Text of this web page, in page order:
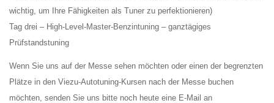
wichtig, um Ihre Fähigkeiten als Tuner zu perfektionieren)
Tag drei – High-Level-Master-Benzintuning – ganztägiges
Prüfstandstuning
Wenn Sie uns auf der Messe sehen möchten oder einen der begrenzten
Plätze in den Viezu-Autotuning-Kursen nach der Messe buchen
möchten, senden Sie uns bitte noch heute eine E-Mail an